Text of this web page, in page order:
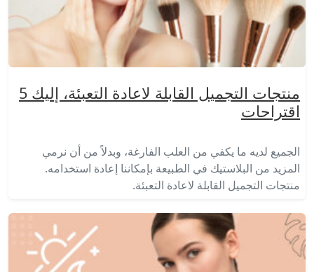
منتجات التجميل القابلة لاعادة التعبئة، إليك 5
اقتراحات
الجميع لديه ما يكفي من العلب الفارغة، وبدلاً من أن نرمي
المزيد من البلاستيك في الطبيعة بإمكاننا إعادة استخدامه.
منتجات التجميل القابلة لاعادة التعبئة.